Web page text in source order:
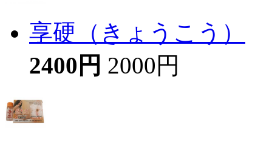
享硬（きょうこう）
2400円 2000円